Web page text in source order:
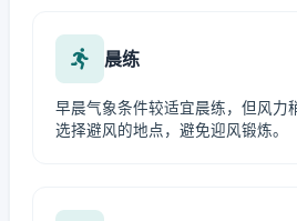
晨练
早晨气象条件较适宜晨练，但风力
选择避风的地点，避免迎风锻炼。